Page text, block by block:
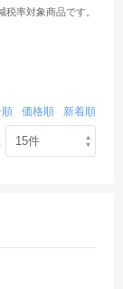
率対象商品です。
価格順 新着順